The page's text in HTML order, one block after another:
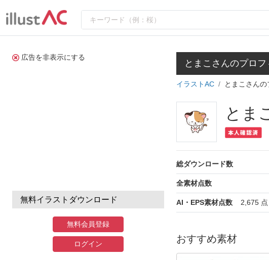
広告を非表示にする
無料イラストダウンロード
無料会員登録
ログイン
とまこさんのプロ
イラストAC とまこさん
とま
総ダウンロード数
全素材点数
AI・EPS素材点数 2,675 点
おすすめ素材